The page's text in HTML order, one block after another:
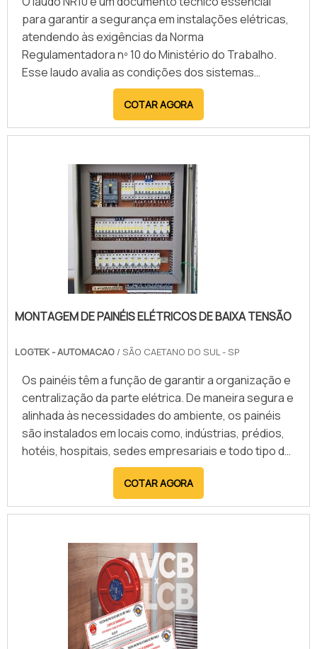
seguro e eficiente.
para garantir a segurança em instalações elétricas,
atendendo às exigências da Norma
Regulamentadora nº 10 do Ministério do Trabalho.
Esse laudo avalia as condições dos sistemas
elétricos, identificando riscos de choques, curtos-
circuitos e incêndios, além de propor medidas de
prevenção. Ele inclui inspeção detalhada, testes
vigentes, assegurando a integridade de
trabalhadores e equipamentos. Entre os principais
benefícios do laudo NR10, destacam-se a redução
de acidentes elétricos, conformidade legal, aumento
da segurança no ambiente de trabalho e prevenção
de falhas operacionais. Além disso, o documento
facilita auditorias e evita penalidades decorrentes
de não conformidade com a legislação. Empresas
laudo com recomendações para a adequação do
instalações atendam aos requisitos técnicos e
proporcionando um ambiente de trabalho mais
seguro e eficiente.
COTAR AGORA
MONTAGEM DE PAINÉIS ELÉTRICOS DE BAIXA TENSÃO
LOGTEK - AUTOMACAO / SÃO CAETANO DO SUL - SP
Os painéis têm a função de garantir a organização e
centralização da parte elétrica. De maneira segura e
alinhada às necessidades do ambiente, os painéis
são instalados em locais como, indústrias, prédios,
hotéis, hospitais, sedes empresariais e todo tipo de
edificação que necessite de infraestrutura elétrica
completa. A montagem de painéis elétricos de baixa
tensão deve ser feita de maneira customizada, e
que necessitem de segurança para: Distribuiç.
COTAR AGORA